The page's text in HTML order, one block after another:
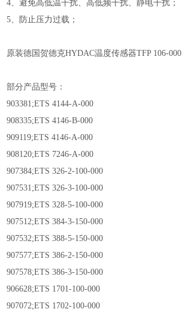
4、避免高低温干扰、高低频干扰、静电干扰；
5、防止压力过载；
原装德国贺德克HYDAC温度传感器TFP 106-000
部分产品型号：
903381;ETS 4144-A-000
908335;ETS 4146-B-000
909119;ETS 4146-A-000
908120;ETS 7246-A-000
907384;ETS 326-2-100-000
907531;ETS 326-3-100-000
907919;ETS 328-5-100-000
907512;ETS 384-3-150-000
907532;ETS 388-5-150-000
907577;ETS 386-2-150-000
907578;ETS 386-3-150-000
906628;ETS 1701-100-000
907072;ETS 1702-100-000